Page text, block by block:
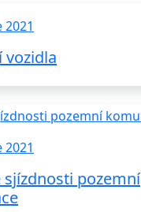
2021
vozidla
2021
sjízdnosti pozemní